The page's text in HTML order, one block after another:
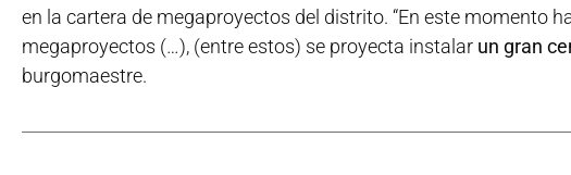
en la cartera de megaproyectos del distrito. “En este momento
megaproyectos (…), (entre estos) se proyecta instalar un gran
burgomaestre.